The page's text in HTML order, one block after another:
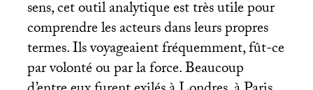
sens, cet outil analytique est très utile pour
comprendre les acteurs dans leurs propres
termes. Ils voyageaient fréquemment, fût-ce
par volonté ou par la force. Beaucoup